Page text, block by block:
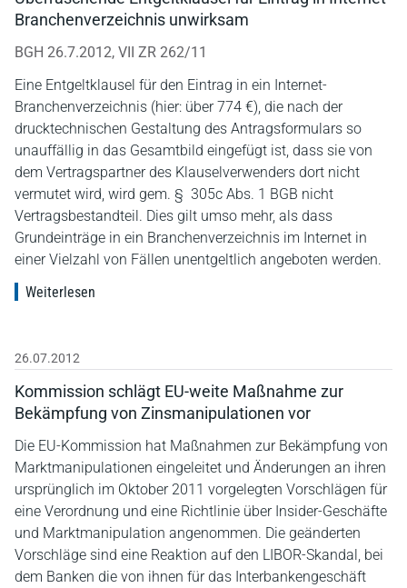
Branchenverzeichnis unwirksam
BGH 26.7.2012, VII ZR 262/11
Eine Entgeltklausel für den Eintrag in ein Internet-
Branchenverzeichnis (hier: über 774 €), die nach der
drucktechnischen Gestaltung des Antragsformulars so
unauffällig in das Gesamtbild eingefügt ist, dass sie von
dem Vertragspartner des Klauselverwenders dort nicht
vermutet wird, wird gem. § 305c Abs. 1 BGB nicht
Vertragsbestandteil. Dies gilt umso mehr, als dass
Grundeinträge in ein Branchenverzeichnis im Internet in
einer Vielzahl von Fällen unentgeltlich angeboten werden.
Weiterlesen
26.07.2012
Kommission schlägt EU-weite Maßnahme zur
Bekämpfung von Zinsmanipulationen vor
Die EU-Kommission hat Maßnahmen zur Bekämpfung von
Marktmanipulationen eingeleitet und Änderungen an ihren
ursprünglich im Oktober 2011 vorgelegten Vorschlägen für
eine Verordnung und eine Richtlinie über Insider-Geschäfte
und Marktmanipulation angenommen. Die geänderten
Vorschläge sind eine Reaktion auf den LIBOR-Skandal, bei
dem Banken die von ihnen für das Interbankengeschäft